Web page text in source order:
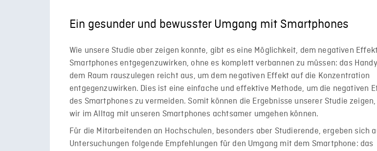
Ein gesunder und bewusster Umgang mit Smartphones
Wie unsere Studie aber zeigen konnte, gibt es eine Möglichkeit, dem negativen
Smartphones entgegenzuwirken, ohne es komplett verbannen zu müssen: das
dem Raum rauszulegen reicht aus, um dem negativen Effekt auf die Konzentration
entgegenzuwirken. Dies ist eine einfache und effektive Methode, um die negativen
des Smartphones zu vermeiden. Somit können die Ergebnisse unserer Studie
wir im Alltag mit unseren Smartphones achtsamer umgehen können.
Für die Mitarbeitenden an Hochschulen, besonders aber Studierende, ergeben sich
Untersuchungen folgende Empfehlungen für den Umgang mit dem Smartphone: das